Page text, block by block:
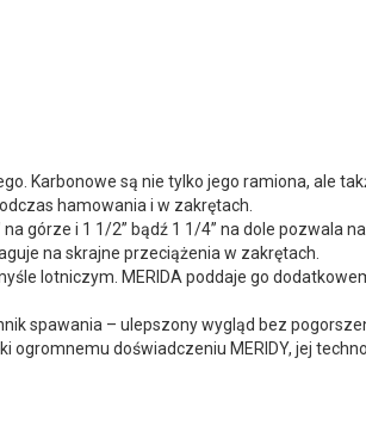
Karbonowe są nie tylko jego ramiona, ale
hamowania i w zakrętach.
górze i 1 1/2” bądź 1 1/4” na dole pozwala
na skrajne przeciążenia w zakrętach.
lotniczym. MERIDA poddaje go
spawania – ulepszony wygląd bez
doświadczeniu MERIDY, jej